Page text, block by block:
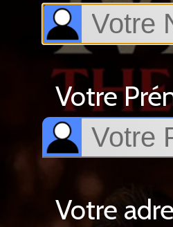
Votre
Votre